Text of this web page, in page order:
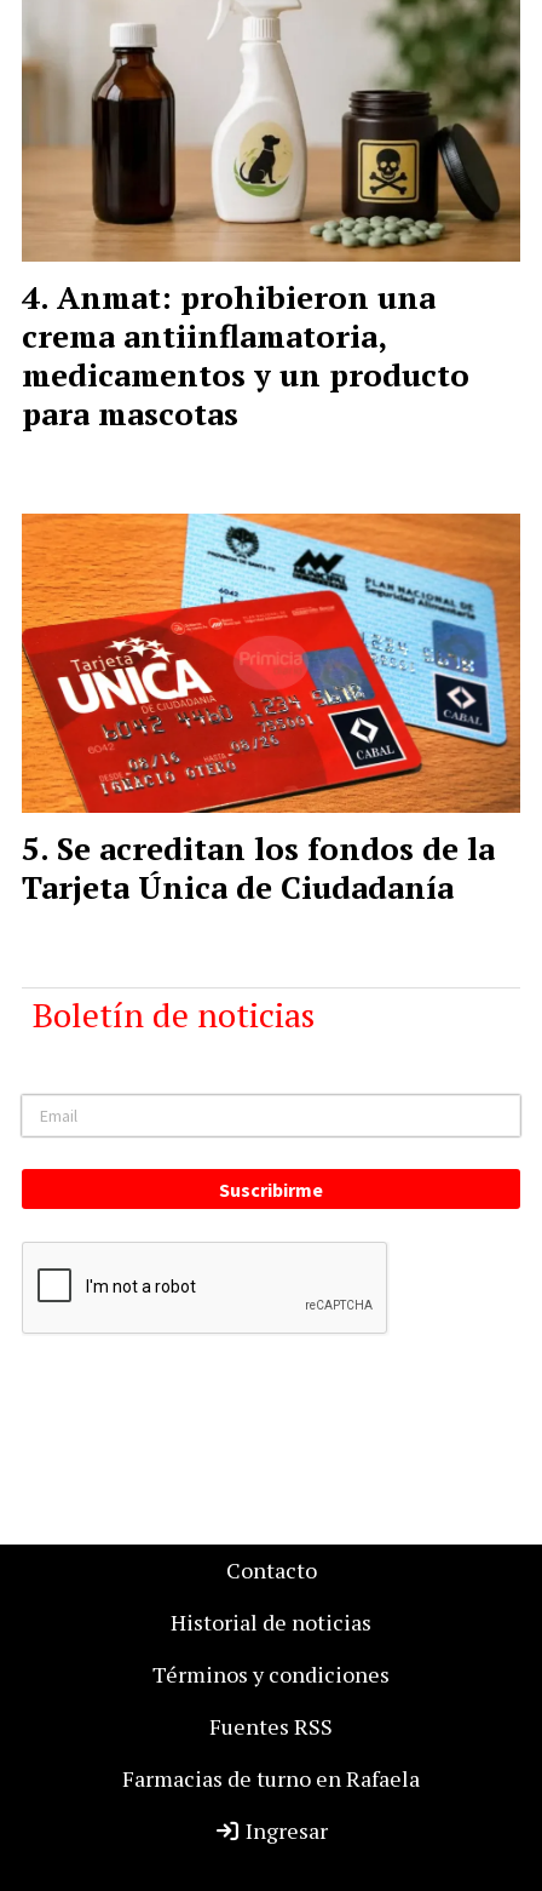
Anmat: prohibieron una
crema antiinflamatoria,
medicamentos y un producto
para mascotas
Se acreditan los fondos de la
Tarjeta Única de Ciudadanía
Boletín de noticias
Suscribirme
Contacto
Historial de noticias
Términos y condiciones
Fuentes RSS
Farmacias de turno en Rafaela
Ingresar